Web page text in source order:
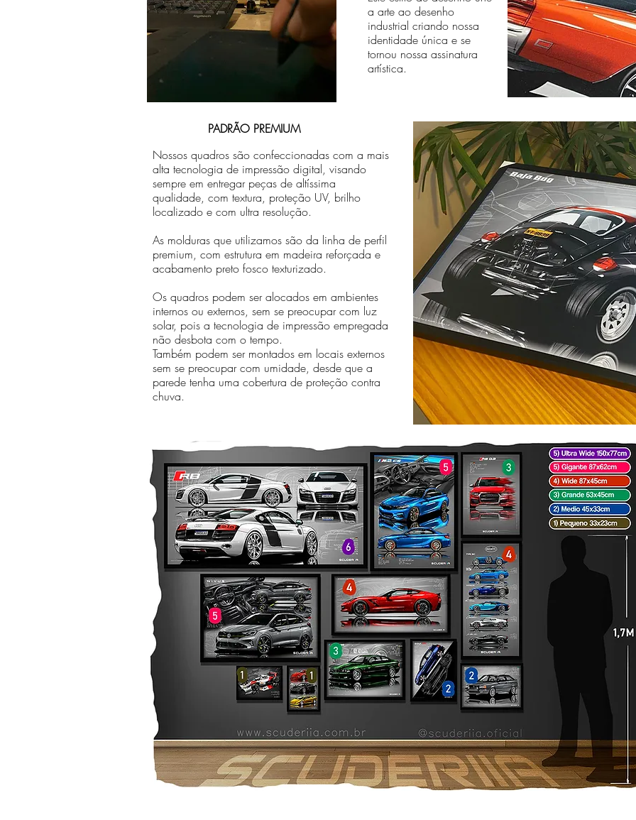
a arte ao desenho
industrial criando nossa
identidade única e se
tornou nossa assinatura
artística.
PADRÃO PREMIUM
Nossos quadros são confeccionadas com a mais
alta tecnologia de impressão digital, visando
sempre em entregar peças de altíssima
qualidade, com textura, proteção UV, brilho
localizado e com ultra resolução.
As molduras que utilizamos são da linha de perfil
premium, com estrutura em madeira reforçada e
acabamento preto fosco texturizado.
Os quadros podem ser alocados em ambientes
internos ou externos, sem se preocupar com luz
solar, pois a tecnologia de impressão empregada
não desbota com o tempo.
Também podem ser montados em locais externos
sem se preocupar com umidade, desde que a
parede tenha uma cobertura de proteção contra
chuva.